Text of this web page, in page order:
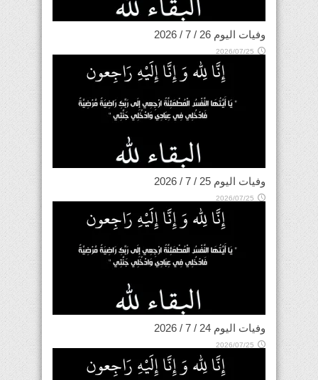
وفيات اليوم 26 / 7 / 2026
2026/07/25
وفيات اليوم 25 / 7 / 2026
2026/07/25
وفيات اليوم 24 / 7 / 2026
2026/07/25